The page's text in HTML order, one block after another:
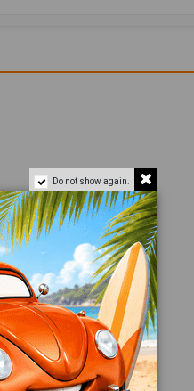
Do not show again.